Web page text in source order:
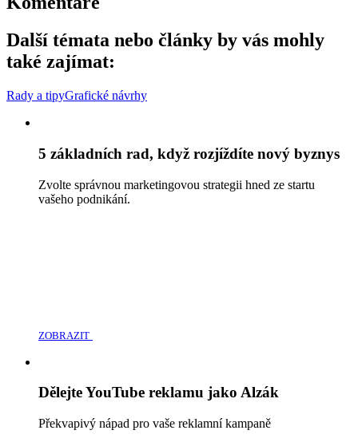
Další témata nebo články by vás mohly
také zajímat:
Rady a tipyGrafické návrhy
5 základních rad, když rozjíždíte nový byznys
Zvolte správnou marketingovou strategii hned ze startu
vašeho podnikání.
ZOBRAZIT
Dělejte YouTube reklamu jako Alzák
Překvapivý nápad pro vaše reklamní kampaně